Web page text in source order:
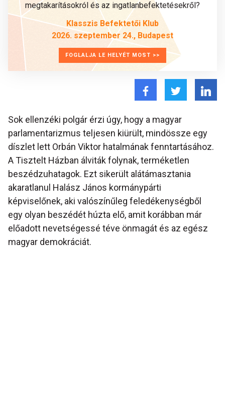
megtakarításokról és az ingatlanbefektetésekről?
Klasszis Befektetői Klub
2026. szeptember 24., Budapest
FOGLALJA LE HELYÉT MOST >>
Sok ellenzéki polgár érzi úgy, hogy a magyar
parlamentarizmus teljesen kiürült, mindössze egy
díszlet lett Orbán Viktor hatalmának fenntartásához.
A Tisztelt Házban álviták folynak, terméketlen
beszédzuhatagok. Ezt sikerült alátámasztania
akaratlanul Halász János kormánypárti
képviselőnek, aki valószínűleg feledékenységből
egy olyan beszédét húzta elő, amit korábban már
előadott nevetségessé téve önmagát és az egész
magyar demokráciát.